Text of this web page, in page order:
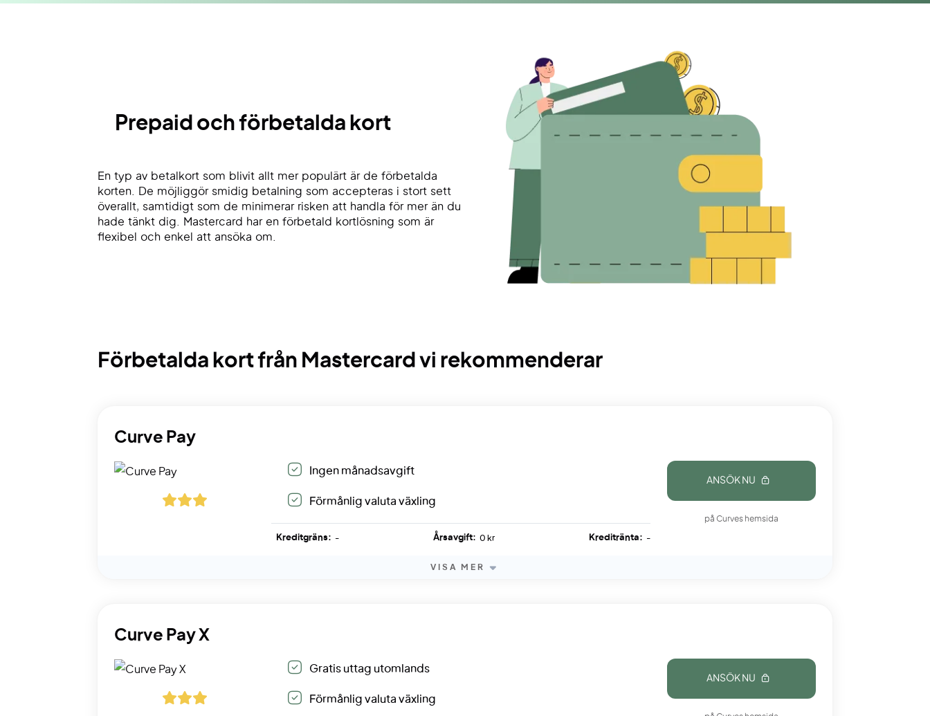
Prepaid och förbetalda kort
En typ av betalkort som blivit allt mer populärt är de förbetalda
korten. De möjliggör smidig betalning som accepteras i stort sett
överallt, samtidigt som de minimerar risken att handla för mer än du
hade tänkt dig. Mastercard har en förbetald kortlösning som är
flexibel och enkel att ansöka om.
Förbetalda kort från Mastercard vi rekommenderar
Curve Pay
Ingen månadsavgift
Förmånlig valuta växling
Kreditgräns: - Årsavgift: 0 kr Kreditränta: -
ANSÖK NU
på Curves hemsida
VISA MER
Curve Pay X
Gratis uttag utomlands
Förmånlig valuta växling
ANSÖK NU